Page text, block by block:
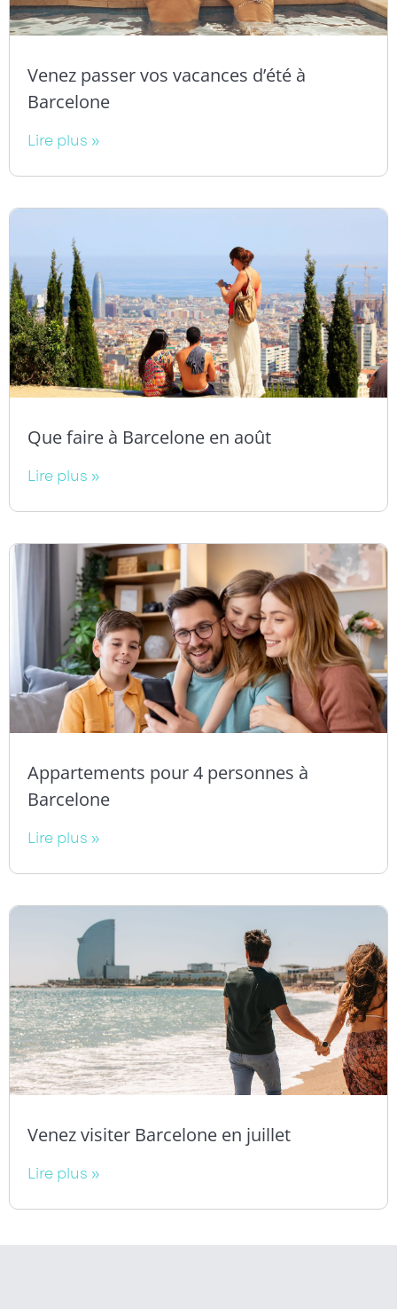
Venez passer vos vacances d’été à
Barcelone
Lire plus »
Que faire à Barcelone en août
Lire plus »
Appartements pour 4 personnes à
Barcelone
Lire plus »
Venez visiter Barcelone en juillet
Lire plus »